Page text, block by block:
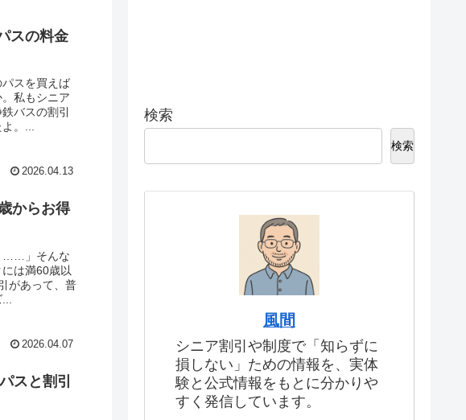
スの料金
スを買えば
私もシニア
バスの割引
。...
2026.04.13
からお得
……」そんな
は満60歳以
があって、普
2026.04.07
スと割引
検索
検索
風間
シニア割引や制度で「知らずに
損しない」ための情報を、実体
験と公式情報をもとに分かりや
すく発信しています。